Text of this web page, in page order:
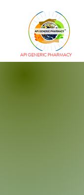
API GENERIC PHARMACY